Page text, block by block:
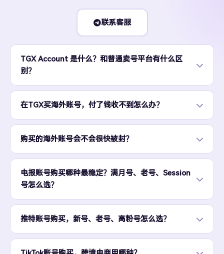
联系客服
TGX Account 是什么？和普通卖号平台有什么区
别？
在TGX买海外账号，付了钱收不到怎么办？
购买的海外账号会不会很快被封？
电报账号购买哪种最稳定？满月号、老号、Session
号怎么选？
推特账号购买，新号、老号、高粉号怎么选？